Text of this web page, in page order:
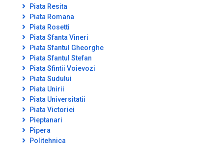
Piata Resita
Piata Romana
Piata Rosetti
Piata Sfanta Vineri
Piata Sfantul Gheorghe
Piata Sfantul Stefan
Piata Sfintii Voievozi
Piata Sudului
Piata Unirii
Piata Universitatii
Piata Victoriei
Pieptanari
Pipera
Politehnica